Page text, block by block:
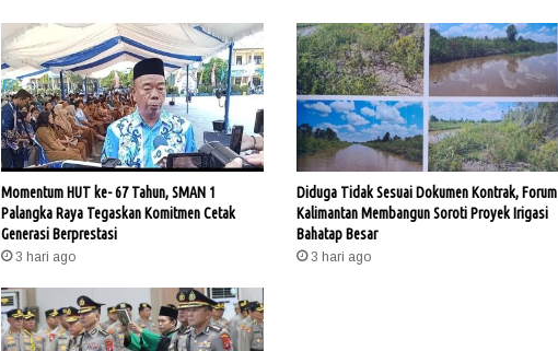
Momentum HUT ke- 67 Tahun, SMAN 1
Palangka Raya Tegaskan Komitmen Cetak
Generasi Berprestasi
3 hari ago
Diduga Tidak Sesuai Dokumen Kontrak, Forum
Kalimantan Membangun Soroti Proyek Irigasi
Bahatap Besar
3 hari ago